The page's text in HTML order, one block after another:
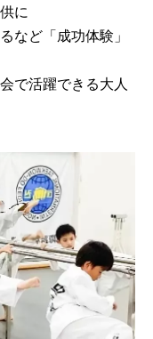
に
など「成功体験」
で活躍できる大人